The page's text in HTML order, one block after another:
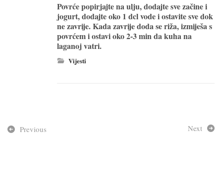
Povrće popirjajte na ulju, dodajte sve začine i
jogurt, dodajte oko 1 dcl vode i ostavite sve dok
ne zavrije. Kada zavrije doda se riža, izmiješa s
povrćem i ostavi oko 2-3 min da kuha na
laganoj vatri.
Vijesti
Previous Next